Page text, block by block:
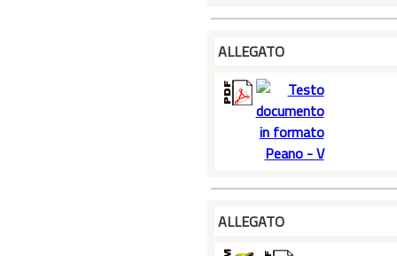
ALLEGATO
ALLEGATO